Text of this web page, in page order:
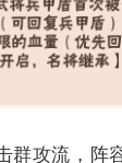
群攻流，阵